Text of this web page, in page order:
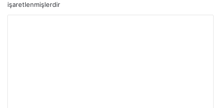
işaretlenmişlerdir